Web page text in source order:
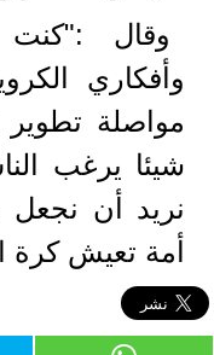
وقال
وأفكاري
مواصلة تطوير
شيئا يرغب
نريد أن نجعل
أمة تعيش كرة